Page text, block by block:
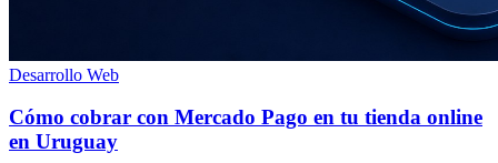
Desarrollo Web
Cómo cobrar con Mercado Pago en tu tienda online
en Uruguay